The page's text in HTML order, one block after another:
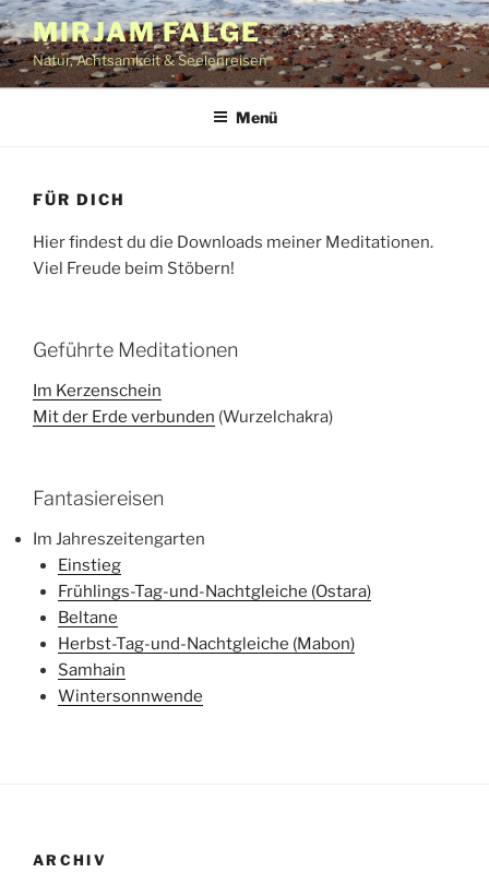
Zum
Inhalt
springen
MIRJAM FALGE
Natur, Achtsamkeit & Seelenreisen
Menü
FÜR DICH
Hier findest du die Downloads meiner Meditationen.
Viel Freude beim Stöbern!
Geführte Meditationen
Im Kerzenschein
Mit der Erde verbunden (Wurzelchakra)
Fantasiereisen
Im Jahreszeitengarten
Einstieg
Frühlings-Tag-und-Nachtgleiche (Ostara)
Beltane
Herbst-Tag-und-Nachtgleiche (Mabon)
Samhain
Wintersonnwende
ARCHIV